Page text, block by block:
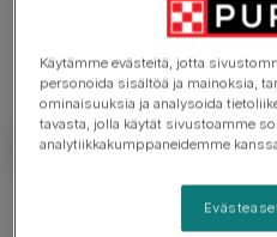
Tarve
Käytämme evästeitä, jotta
personoida sisältöä ja mainoksia,
ominaisuuksia ja analysoida
tavasta, jolla käytät sivustoamme
analytiikkakumppaneidemme